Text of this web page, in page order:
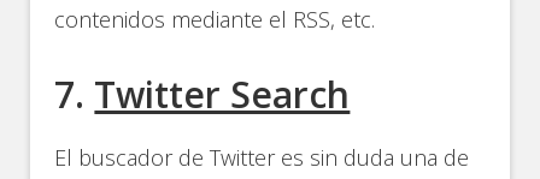
contenidos mediante el RSS, etc.
7. Twitter Search
El buscador de Twitter es sin duda una de